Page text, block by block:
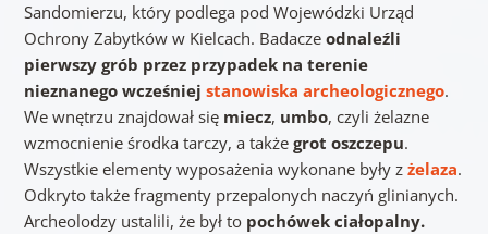
Sandomierzu, który podlega pod Wojewódzki Urząd
Ochrony Zabytków w Kielcach. Badacze odnaleźli
pierwszy grób przez przypadek na terenie
nieznanego wcześniej stanowiska archeologicznego.
We wnętrzu znajdował się miecz, umbo, czyli żelazne
wzmocnienie środka tarczy, a także grot oszczepu.
Wszystkie elementy wyposażenia wykonane były z żelaza.
Odkryto także fragmenty przepalonych naczyń glinianych.
Archeolodzy ustalili, że był to pochówek ciałopalny.